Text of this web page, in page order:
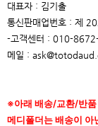
대표자 : 김기출
통신판매업번호 : 제
-고객센터 : 010-
메일 :
※아래 배송/교환/반품
메디폴더는 배송이 아